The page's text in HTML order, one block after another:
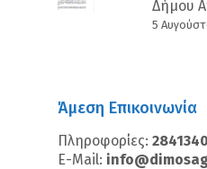
Δήμου
5
Άμεση Επικοινωνία
Πληροφορίες:
E-Mail: